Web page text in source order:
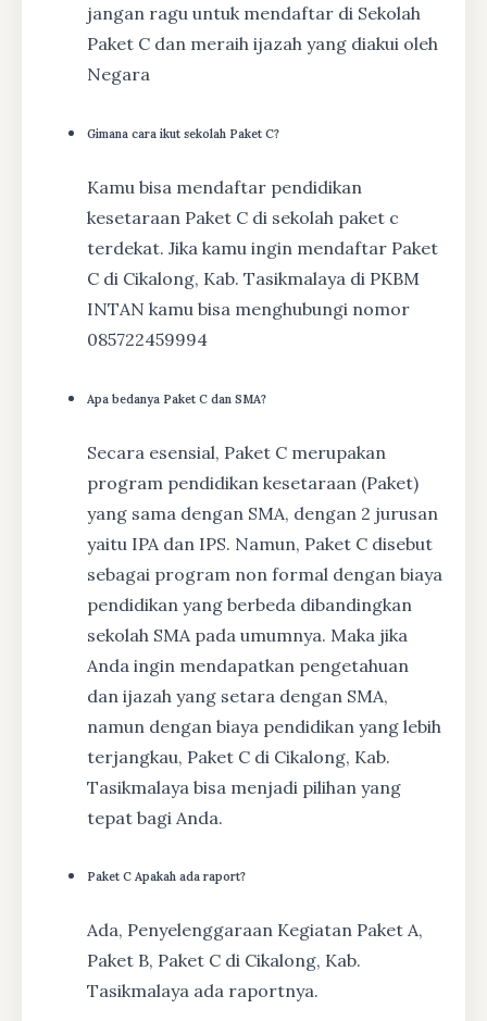
jangan ragu untuk mendaftar di Sekolah
Paket C dan meraih ijazah yang diakui oleh
Negara
Gimana cara ikut sekolah Paket C?
Kamu bisa mendaftar pendidikan
kesetaraan Paket C di sekolah paket c
terdekat. Jika kamu ingin mendaftar Paket
C di Cikalong, Kab. Tasikmalaya di PKBM
INTAN kamu bisa menghubungi nomor
085722459994
Apa bedanya Paket C dan SMA?
Secara esensial, Paket C merupakan
program pendidikan kesetaraan (Paket)
yang sama dengan SMA, dengan 2 jurusan
yaitu IPA dan IPS. Namun, Paket C disebut
sebagai program non formal dengan biaya
pendidikan yang berbeda dibandingkan
sekolah SMA pada umumnya. Maka jika
Anda ingin mendapatkan pengetahuan
dan ijazah yang setara dengan SMA,
namun dengan biaya pendidikan yang lebih
terjangkau, Paket C di Cikalong, Kab.
Tasikmalaya bisa menjadi pilihan yang
tepat bagi Anda.
Paket C Apakah ada raport?
Ada, Penyelenggaraan Kegiatan Paket A,
Paket B, Paket C di Cikalong, Kab.
Tasikmalaya ada raportnya.